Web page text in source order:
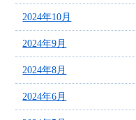
2024年10月
2024年9月
2024年8月
2024年6月